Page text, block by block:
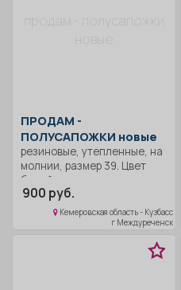
продам - полусапожки
новые
ПРОДАМ -
ПОЛУСАПОЖКИ новые
резиновые, утепленные, на
молнии, размер 39. Цвет
белый, украшен
фиолетовым цветком.
Небольшой устойчивый
900 руб.
Кемеровская область - Кузбасс
г Междуреченск